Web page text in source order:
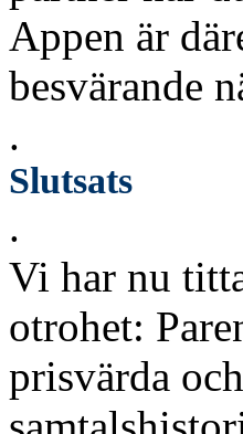
Appen är
besvärande
.
Slutsats
.
Vi har nu
otrohet:
prisvärda